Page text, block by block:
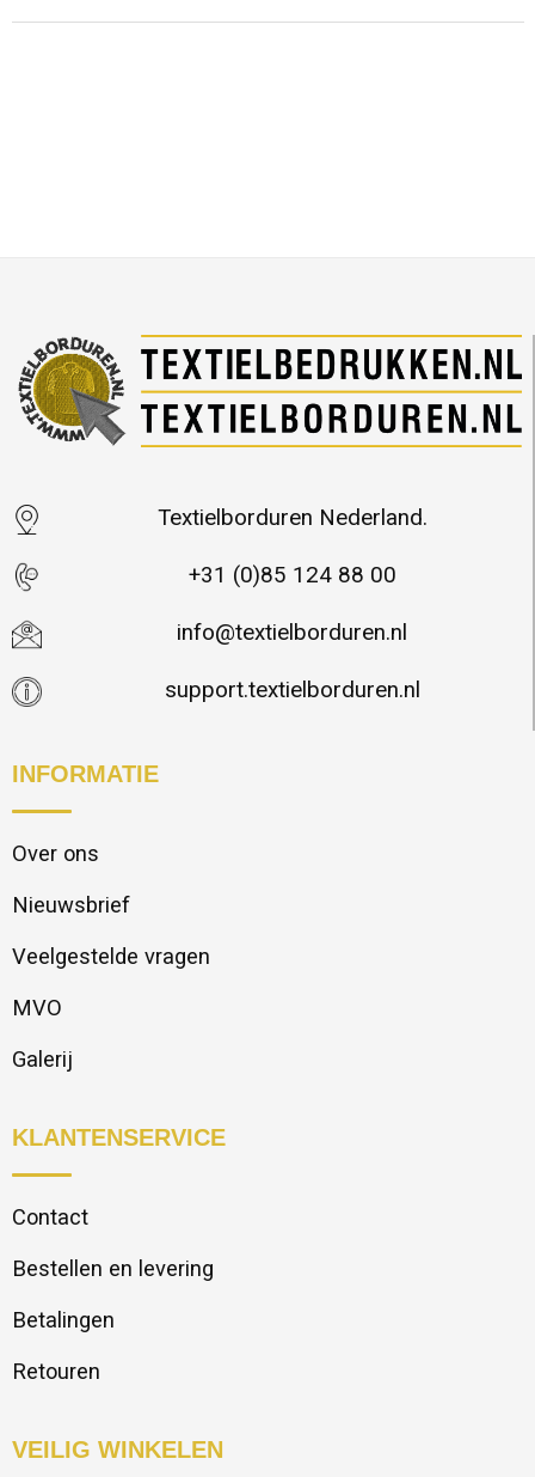
Textielborduren Nederland.
+31 (0)85 124 88 00
info@textielborduren.nl
support.textielborduren.nl
INFORMATIE
Over ons
Nieuwsbrief
Veelgestelde vragen
MVO
Galerij
KLANTENSERVICE
Contact
Bestellen en levering
Betalingen
Retouren
VEILIG WINKELEN